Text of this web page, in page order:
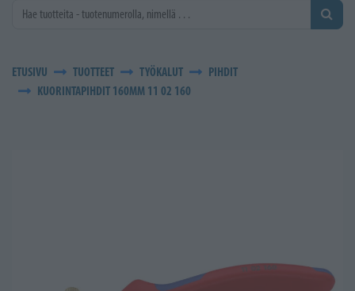
ETUSIVU TUOTTEET TYÖKALUT
PIHDIT
KUORINTAPIHDIT 160MM 11 02 160